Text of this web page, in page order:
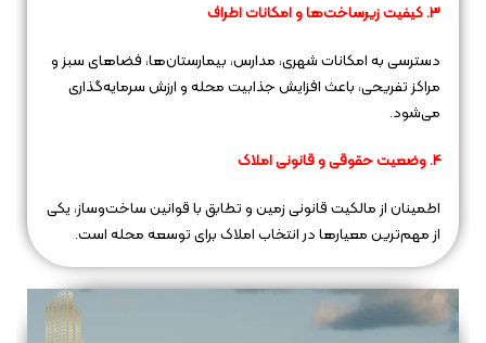
3. کیفیت زیرساخت‌ها و امکانات اطراف
دسترسی به امکانات شهری، مدارس، بیمارستان‌ها، فضاهای سبز و
مراکز تفریحی، باعث افزایش جذابیت محله و ارزش سرمایه‌گذاری
می‌شود.
4. وضعیت حقوقی و قانونی املاک
اطمینان از مالکیت قانونی زمین و تطابق با قوانین ساخت‌وساز، یکی
از مهم‌ترین معیارها در انتخاب املاک برای توسعه محله است.